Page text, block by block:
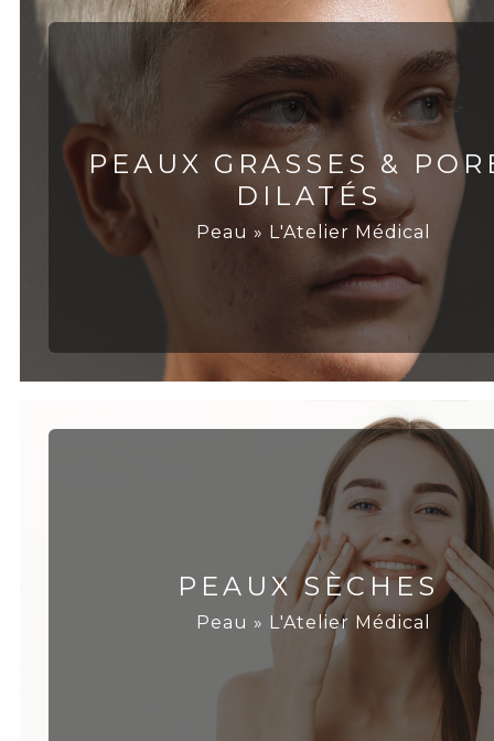
PEAUX GRASSES &
DILATÉS
Peau » L'Atelier Médical
PEAUX SÈCHES
Peau » L'Atelier Médical